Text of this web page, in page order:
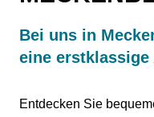
Bei uns in
eine erstklassige
Entdecken Sie